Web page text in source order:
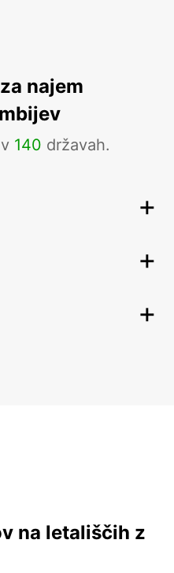
najem
140 državah.
na letališčih z